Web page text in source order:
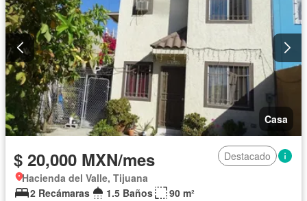
Casa
$ 20,000 MXN/mes
Destacado
Hacienda del Valle, Tijuana
2 Recámaras
1.5 Baños
90 m²